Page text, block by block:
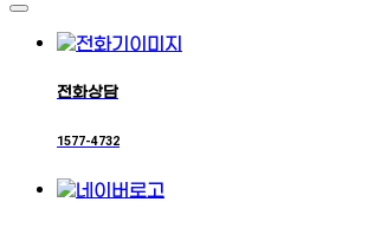
전화상담
1577-4732